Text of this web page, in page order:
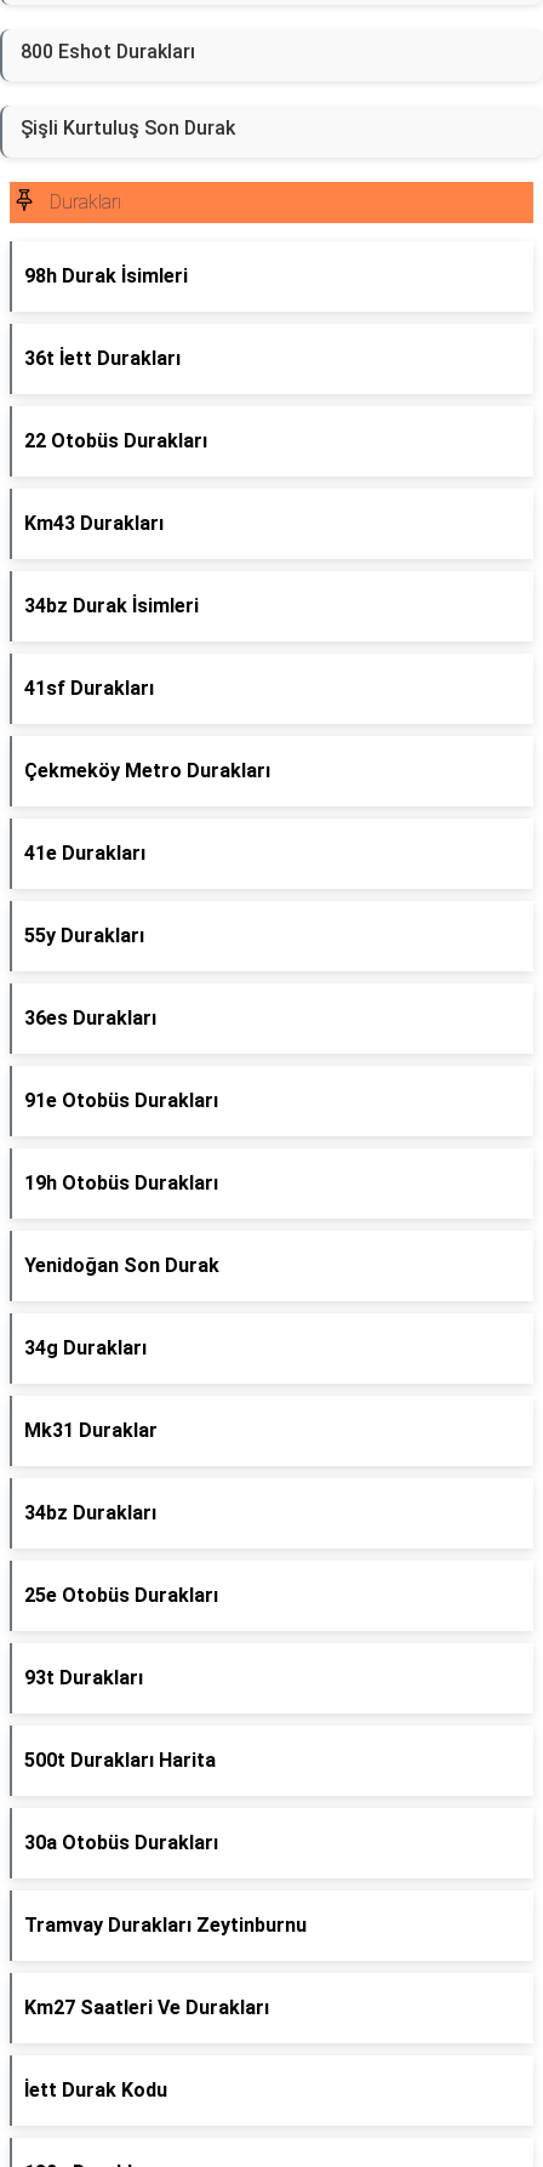
800 Eshot Durakları
Şişli Kurtuluş Son Durak
Durakları
98h Durak İsimleri
36t İett Durakları
22 Otobüs Durakları
Km43 Durakları
34bz Durak İsimleri
41sf Durakları
Çekmeköy Metro Durakları
41e Durakları
55y Durakları
36es Durakları
91e Otobüs Durakları
19h Otobüs Durakları
Yenidoğan Son Durak
34g Durakları
Mk31 Duraklar
34bz Durakları
25e Otobüs Durakları
93t Durakları
500t Durakları Harita
30a Otobüs Durakları
Tramvay Durakları Zeytinburnu
Km27 Saatleri Ve Durakları
İett Durak Kodu